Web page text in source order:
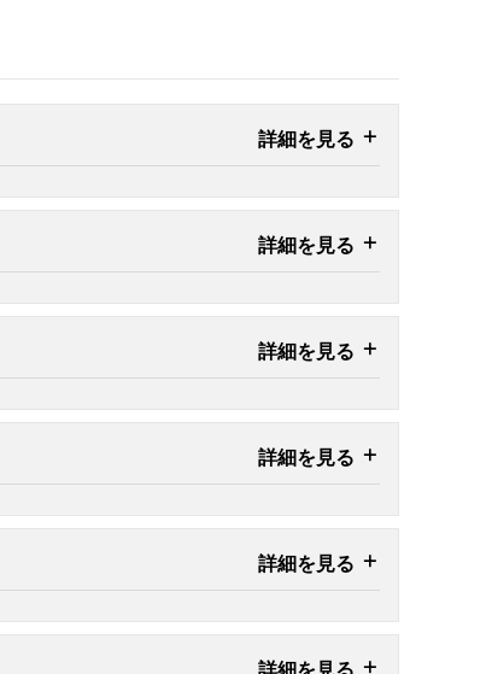
詳細を見る
詳細を見る
詳細を見る
詳細を見る
詳細を見る
詳細を見る